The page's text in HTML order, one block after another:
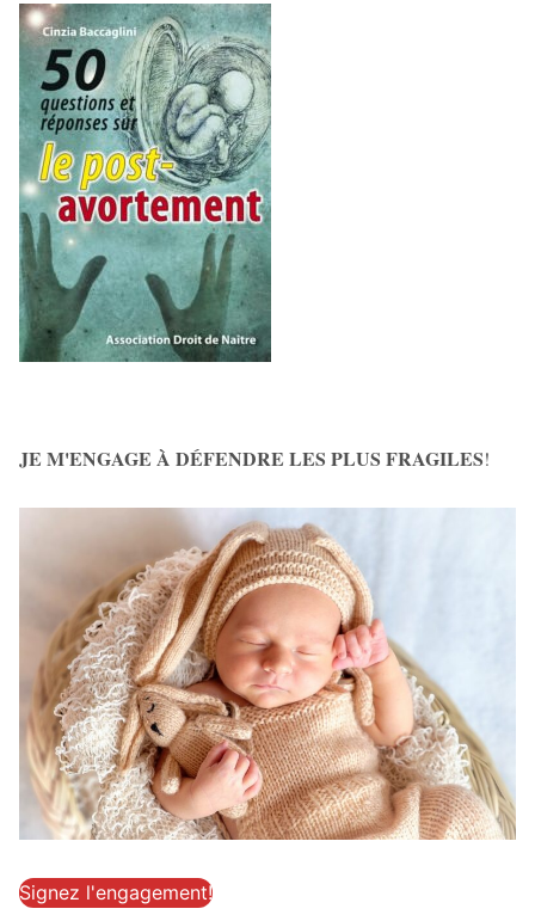
JE M'ENGAGE À DÉFENDRE LES PLUS FRAGILES!
Signez l'engagement!